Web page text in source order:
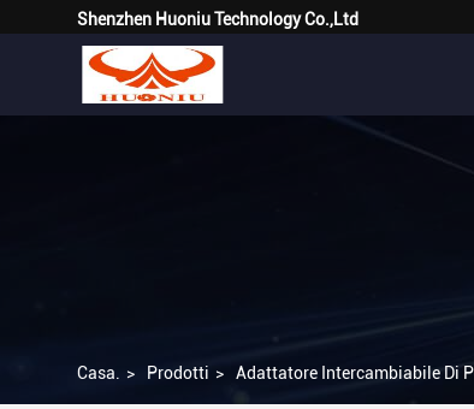
Shenzhen Huoniu Technology Co.,Ltd
Casa. > Prodotti > Adattatore Intercambiabile Di